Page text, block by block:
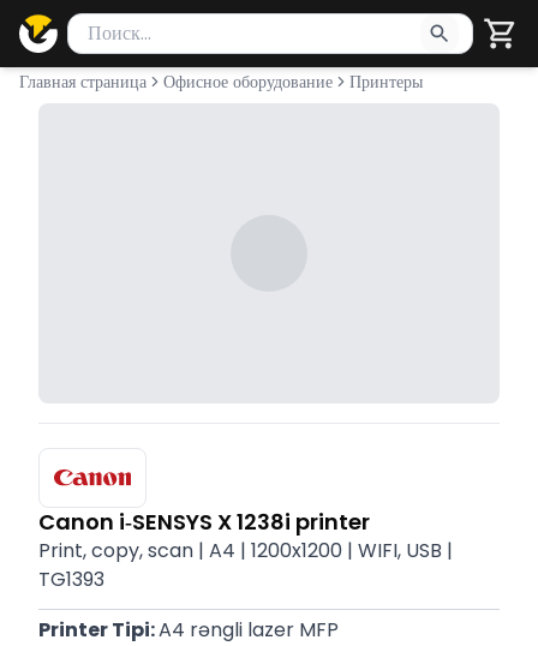
Поиск товаров
Введите минимум 2 символа для поиска. Нажмите Enter
Главная страница Офисное оборудование Принтеры
Canon i‑SENSYS X 1238i printer
Print, copy, scan | A4 | 1200x1200 | WIFI, USB |
TG1393
Printer Tipi: A4 rəngli lazer MFP